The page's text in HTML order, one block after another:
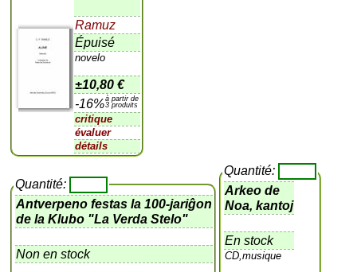
Ramuz
Épuisé
novelo
±10,80 €
-16%à partir de
3 produits
critique
évaluer
détails
Quantité:
Antverpeno festas la 100-jariĝon
de la Klubo "La Verda Stelo"
Non en stock
Quantité:
Arkeo de
Noa, kantoj
En stock
CD,musique